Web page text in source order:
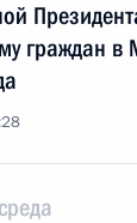
граждан в